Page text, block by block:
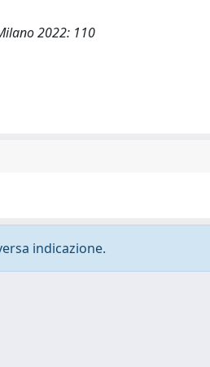
2022: 110
indicazione.